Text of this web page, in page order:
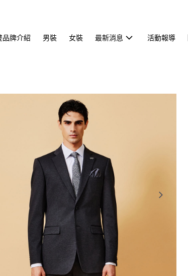
品牌介紹 男裝 女裝 最新消息 活動報導